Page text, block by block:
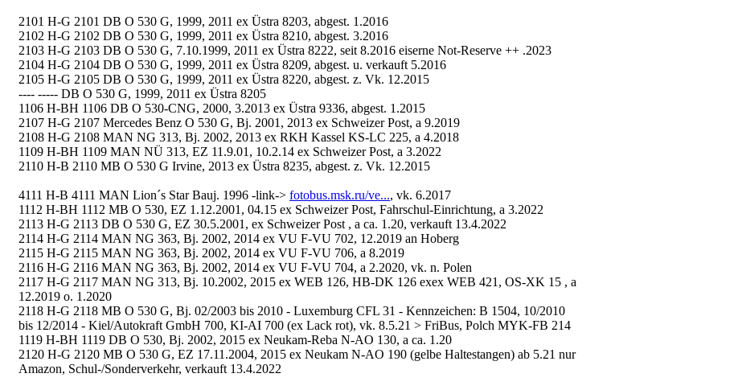
2101 H-G 2101 DB O 530 G, 1999, 2011 ex Üstra 8203, abgest. 1.2016
2102 H-G 2102 DB O 530 G, 1999, 2011 ex Üstra 8210, abgest. 3.2016
2103 H-G 2103 DB O 530 G, 7.10.1999, 2011 ex Üstra 8222, seit 8.2016 eiserne Not-Reserve ++ .2023
2104 H-G 2104 DB O 530 G, 1999, 2011 ex Üstra 8209, abgest. u. verkauft 5.2016
2105 H-G 2105 DB O 530 G, 1999, 2011 ex Üstra 8220, abgest. z. Vk. 12.2015
---- ----- DB O 530 G, 1999, 2011 ex Üstra 8205
1106 H-BH 1106 DB O 530-CNG, 2000, 3.2013 ex Üstra 9336, abgest. 1.2015
2107 H-G 2107 Mercedes Benz O 530 G, Bj. 2001, 2013 ex Schweizer Post, a 9.2019
2108 H-G 2108 MAN NG 313, Bj. 2002, 2013 ex RKH Kassel KS-LC 225, a 4.2018
1109 H-BH 1109 MAN NÜ 313, EZ 11.9.01, 10.2.14 ex Schweizer Post, a 3.2022
2110 H-B 2110 MB O 530 G Irvine, 2013 ex Üstra 8235, abgest. z. Vk. 12.2015
4111 H-B 4111 MAN Lion´s Star Bauj. 1996 -link-> fotobus.msk.ru/ve..., vk. 6.2017
1112 H-BH 1112 MB O 530, EZ 1.12.2001, 04.15 ex Schweizer Post, Fahrschul-Einrichtung, a 3.2022
2113 H-G 2113 DB O 530 G, EZ 30.5.2001, ex Schweizer Post , a ca. 1.20, verkauft 13.4.2022
2114 H-G 2114 MAN NG 363, Bj. 2002, 2014 ex VU F-VU 702, 12.2019 an Hoberg
2115 H-G 2115 MAN NG 363, Bj. 2002, 2014 ex VU F-VU 706, a 8.2019
2116 H-G 2116 MAN NG 363, Bj. 2002, 2014 ex VU F-VU 704, a 2.2020, vk. n. Polen
2117 H-G 2117 MAN NG 313, Bj. 10.2002, 2015 ex WEB 126, HB-DK 126 exex WEB 421, OS-XK 15 , a
12.2019 o. 1.2020
2118 H-G 2118 MB O 530 G, Bj. 02/2003 bis 2010 - Luxemburg CFL 31 - Kennzeichen: B 1504, 10/2010
bis 12/2014 - Kiel/Autokraft GmbH 700, KI-AI 700 (ex Lack rot), vk. 8.5.21 > FriBus, Polch MYK-FB 214
1119 H-BH 1119 DB O 530, Bj. 2002, 2015 ex Neukam-Reba N-AO 130, a ca. 1.20
2120 H-G 2120 MB O 530 G, EZ 17.11.2004, 2015 ex Neukam N-AO 190 (gelbe Haltestangen) ab 5.21 nur
Amazon, Schul-/Sonderverkehr, verkauft 13.4.2022